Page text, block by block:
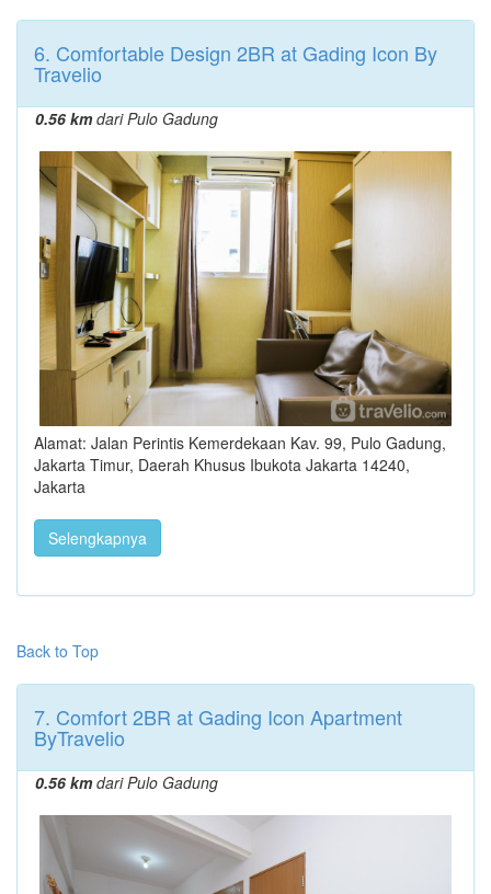
6. Comfortable Design 2BR at Gading Icon By
Travelio
0.56 kmdari Pulo Gadung
Alamat: Jalan Perintis Kemerdekaan Kav. 99, Pulo Gadung,
Jakarta Timur, Daerah Khusus Ibukota Jakarta 14240,
Jakarta
Selengkapnya
Back to Top
7. Comfort 2BR at Gading Icon Apartment
ByTravelio
0.56 kmdari Pulo Gadung